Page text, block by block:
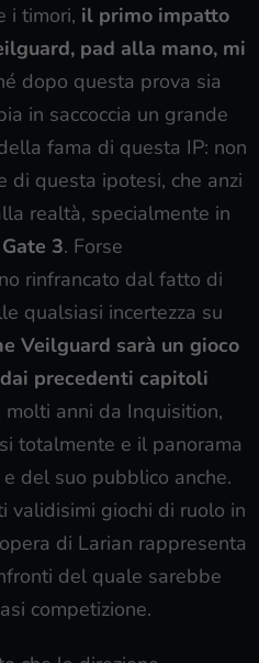
i timori, il primo impatto
pad alla mano, mi
dopo questa prova sia
in saccoccia un grande
fama di questa IP: non
di questa ipotesi, che anzi
realtà, specialmente in
3. Forse
rinfrancato dal fatto di
qualsiasi incertezza su
Veilguard sarà un gioco
precedenti capitoli
molti anni da Inquisition,
totalmente e il panorama
del suo pubblico anche.
validisimi giochi di ruolo in
di Larian rappresenta
del quale sarebbe
competizione.